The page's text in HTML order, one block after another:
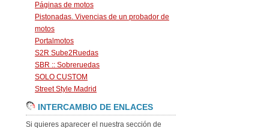
Páginas de motos
Pistonadas. Vivencias de un probador de
motos
Portalmotos
S2R Sube2Ruedas
SBR :: Sobreruedas
SOLO CUSTOM
Street Style Madrid
INTERCAMBIO DE ENLACES
Si quieres aparecer el nuestra sección de